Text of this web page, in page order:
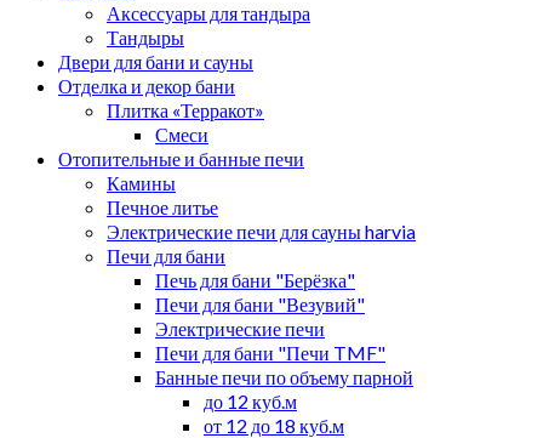
Аксессуары для тандыра
Тандыры
Двери для бани и сауны
Отделка и декор бани
Плитка «Терракот»
Смеси
Отопительные и банные печи
Камины
Печное литье
Электрические печи для сауны harvia
Печи для бани
Печь для бани "Берёзка"
Печи для бани "Везувий"
Электрические печи
Печи для бани "Печи TMF"
Банные печи по объему парной
до 12 куб.м
от 12 до 18 куб.м